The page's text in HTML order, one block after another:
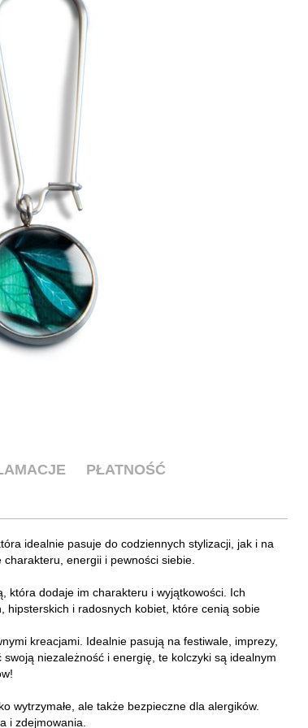
PŁATNOŚĆ
idealnie pasuje do codziennych stylizacji, jak i na
energii i pewności siebie.
która dodaje im charakteru i wyjątkowości. Ich
hipsterskich i radosnych kobiet, które cenią sobie
kreacjami. Idealnie pasują na festiwale, imprezy,
niezależność i energię, te kolczyki są idealnym
wytrzymałe, ale także bezpieczne dla alergików.
i zdejmowania.